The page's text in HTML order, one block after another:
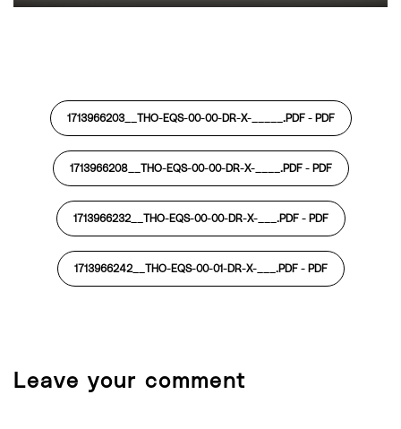
Play Mute Settings
PIP
Enter
1713966203__THO-EQS-00-00-DR-X-_____.PDF - PDF
1713966208__THO-EQS-00-00-DR-X-____.PDF - PDF
1713966232__THO-EQS-00-00-DR-X-___.PDF - PDF
1713966242__THO-EQS-00-01-DR-X-___.PDF - PDF
Leave your comment